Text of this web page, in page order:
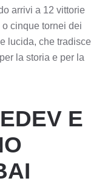
arrivi a 12 vittorie
o cinque tornei dei
lucida, che tradisce
la storia e per la
E